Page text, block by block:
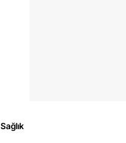
Sağlık